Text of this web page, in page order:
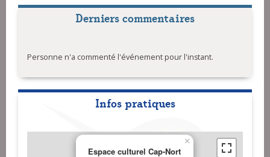
Derniers commentaires
Personne n'a commenté l'événement pour l'instant.
Infos pratiques
Espace culturel Cap-Nort
×